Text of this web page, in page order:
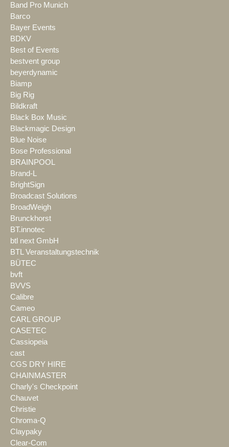
Band Pro Munich
Barco
Bayer Events
BDKV
Best of Events
bestvent group
beyerdynamic
Biamp
Big Rig
Bildkraft
Black Box Music
Blackmagic Design
Blue Noise
Bose Professional
BRAINPOOL
Brand-L
BrightSign
Broadcast Solutions
BroadWeigh
Brunckhorst
BT.innotec
btl next GmbH
BTL Veranstaltungstechnik
BÜTEC
bvft
BVVS
Calibre
Cameo
CARL GROUP
CASETEC
Cassiopeia
cast
CGS DRY HIRE
CHAINMASTER
Charly's Checkpoint
Chauvet
Christie
Chroma-Q
Claypaky
Clear-Com